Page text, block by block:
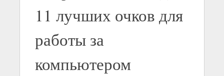
11 лучших очков для
работы за
компьютером